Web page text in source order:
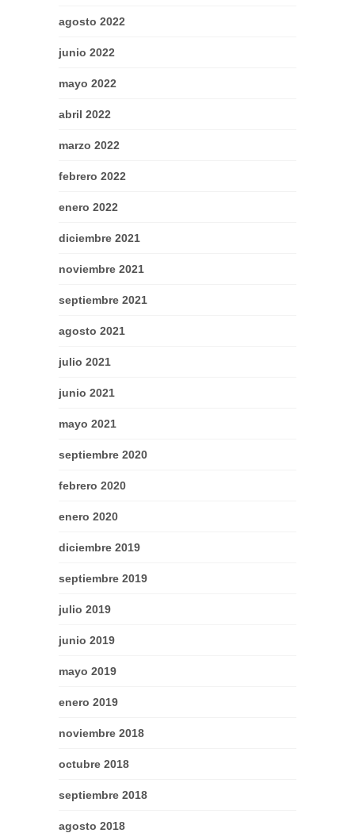
agosto 2022
junio 2022
mayo 2022
abril 2022
marzo 2022
febrero 2022
enero 2022
diciembre 2021
noviembre 2021
septiembre 2021
agosto 2021
julio 2021
junio 2021
mayo 2021
septiembre 2020
febrero 2020
enero 2020
diciembre 2019
septiembre 2019
julio 2019
junio 2019
mayo 2019
enero 2019
noviembre 2018
octubre 2018
septiembre 2018
agosto 2018